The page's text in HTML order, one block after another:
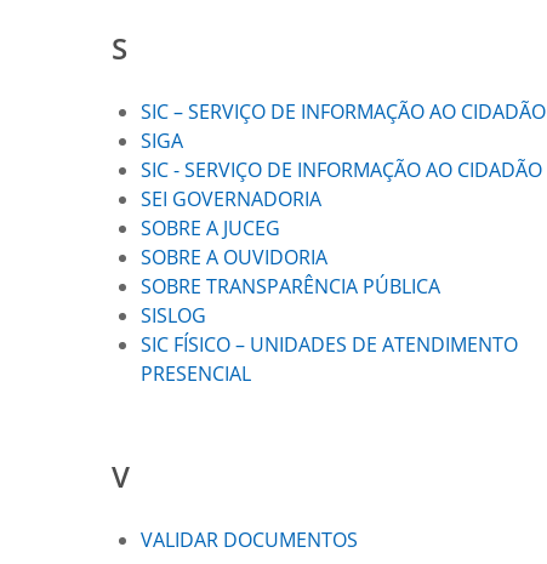
S
SIC – SERVIÇO DE INFORMAÇÃO AO CIDADÃO
SIGA
SIC - SERVIÇO DE INFORMAÇÃO AO CIDADÃO
SEI GOVERNADORIA
SOBRE A JUCEG
SOBRE A OUVIDORIA
SOBRE TRANSPARÊNCIA PÚBLICA
SISLOG
SIC FÍSICO – UNIDADES DE ATENDIMENTO
PRESENCIAL
V
VALIDAR DOCUMENTOS